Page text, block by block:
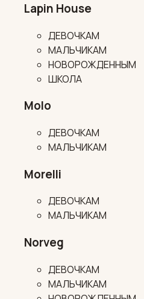
Lapin House
ДЕВОЧКАМ
МАЛЬЧИКАМ
НОВОРОЖДЕННЫМ
ШКОЛА
Molo
ДЕВОЧКАМ
МАЛЬЧИКАМ
Morelli
ДЕВОЧКАМ
МАЛЬЧИКАМ
Norveg
ДЕВОЧКАМ
МАЛЬЧИКАМ